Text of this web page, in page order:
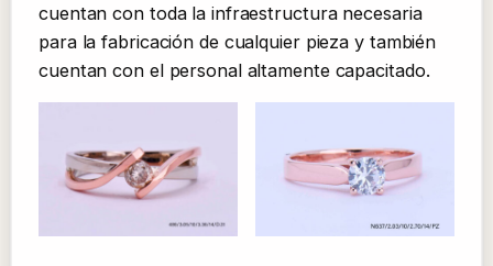
cuentan con toda la infraestructura necesaria
para la fabricación de cualquier pieza y también
cuentan con el personal altamente capacitado.